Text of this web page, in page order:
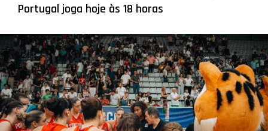
Portugal joga hoje às 18 horas